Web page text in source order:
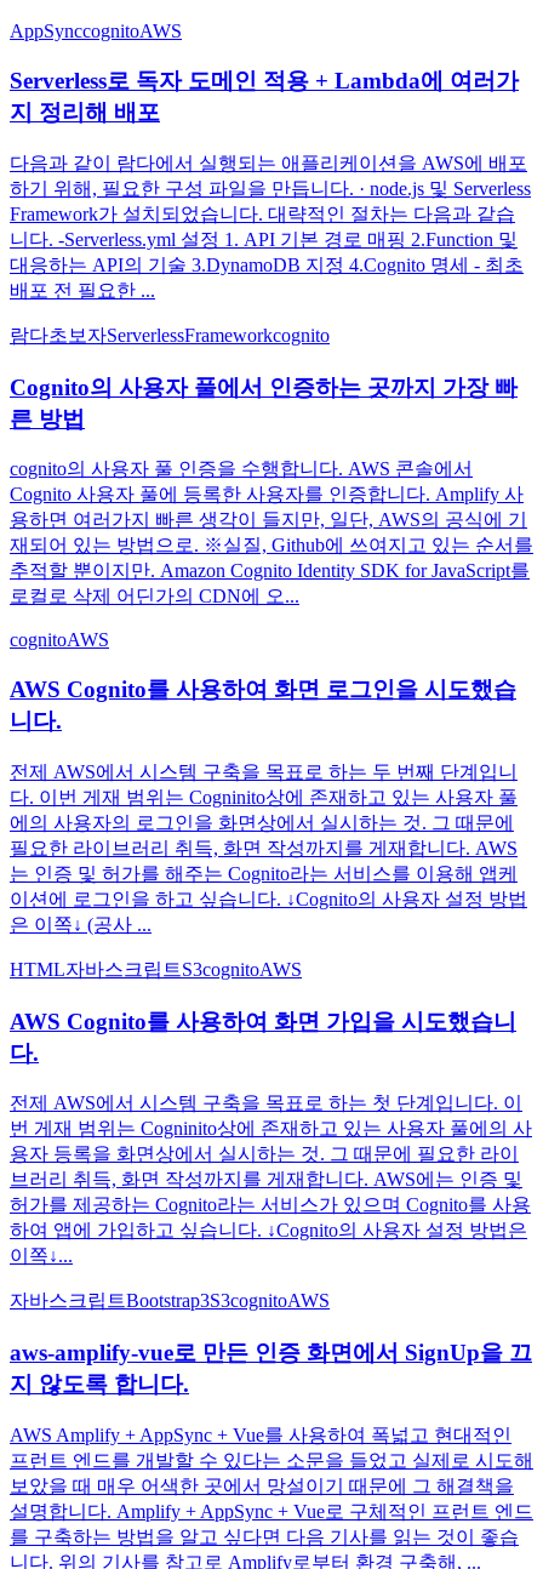
AppSynccognitoAWS
Serverless로 독자 도메인 적용 + Lambda에 여러가
지 정리해 배포
다음과 같이 람다에서 실행되는 애플리케이션을 AWS에 배포
하기 위해, 필요한 구성 파일을 만듭니다. · node.js 및 Serverless
Framework가 설치되었습니다. 대략적인 절차는 다음과 같습
니다. -Serverless.yml 설정 1. API 기본 경로 매핑 2.Function 및
대응하는 API의 기술 3.DynamoDB 지정 4.Cognito 명세 - 최초
배포 전 필요한 ...
람다초보자ServerlessFrameworkcognito
Cognito의 사용자 풀에서 인증하는 곳까지 가장 빠
른 방법
cognito의 사용자 풀 인증을 수행합니다. AWS 콘솔에서
Cognito 사용자 풀에 등록한 사용자를 인증합니다. Amplify 사
용하면 여러가지 빠른 생각이 들지만, 일단, AWS의 공식에 기
재되어 있는 방법으로. ※실질, Github에 쓰여지고 있는 순서를
추적할 뿐이지만. Amazon Cognito Identity SDK for JavaScript를
로컬로 삭제 어딘가의 CDN에 오...
cognitoAWS
AWS Cognito를 사용하여 화면 로그인을 시도했습
니다.
전제 AWS에서 시스템 구축을 목표로 하는 두 번째 단계입니
다. 이번 게재 범위는 Cogninito상에 존재하고 있는 사용자 풀
에의 사용자의 로그인을 화면상에서 실시하는 것. 그 때문에
필요한 라이브러리 취득, 화면 작성까지를 게재합니다. AWS
는 인증 및 허가를 해주는 Cognito라는 서비스를 이용해 앱케
이션에 로그인을 하고 싶습니다. ↓Cognito의 사용자 설정 방법
은 이쪽↓ (공사 ...
HTML자바스크립트S3cognitoAWS
AWS Cognito를 사용하여 화면 가입을 시도했습니
다.
전제 AWS에서 시스템 구축을 목표로 하는 첫 단계입니다. 이
번 게재 범위는 Cogninito상에 존재하고 있는 사용자 풀에의 사
용자 등록을 화면상에서 실시하는 것. 그 때문에 필요한 라이
브러리 취득, 화면 작성까지를 게재합니다. AWS에는 인증 및
허가를 제공하는 Cognito라는 서비스가 있으며 Cognito를 사용
하여 앱에 가입하고 싶습니다. ↓Cognito의 사용자 설정 방법은
이쪽↓...
자바스크립트Bootstrap3S3cognitoAWS
aws-amplify-vue로 만든 인증 화면에서 SignUp을 끄
지 않도록 합니다.
AWS Amplify + AppSync + Vue를 사용하여 폭넓고 현대적인
프런트 엔드를 개발할 수 있다는 소문을 들었고 실제로 시도해
보았을 때 매우 어색한 곳에서 망설이기 때문에 그 해결책을
설명합니다. Amplify + AppSync + Vue로 구체적인 프런트 엔드
를 구축하는 방법을 알고 싶다면 다음 기사를 읽는 것이 좋습
니다. 위의 기사를 참고로 Amplify로부터 환경 구축해, ...